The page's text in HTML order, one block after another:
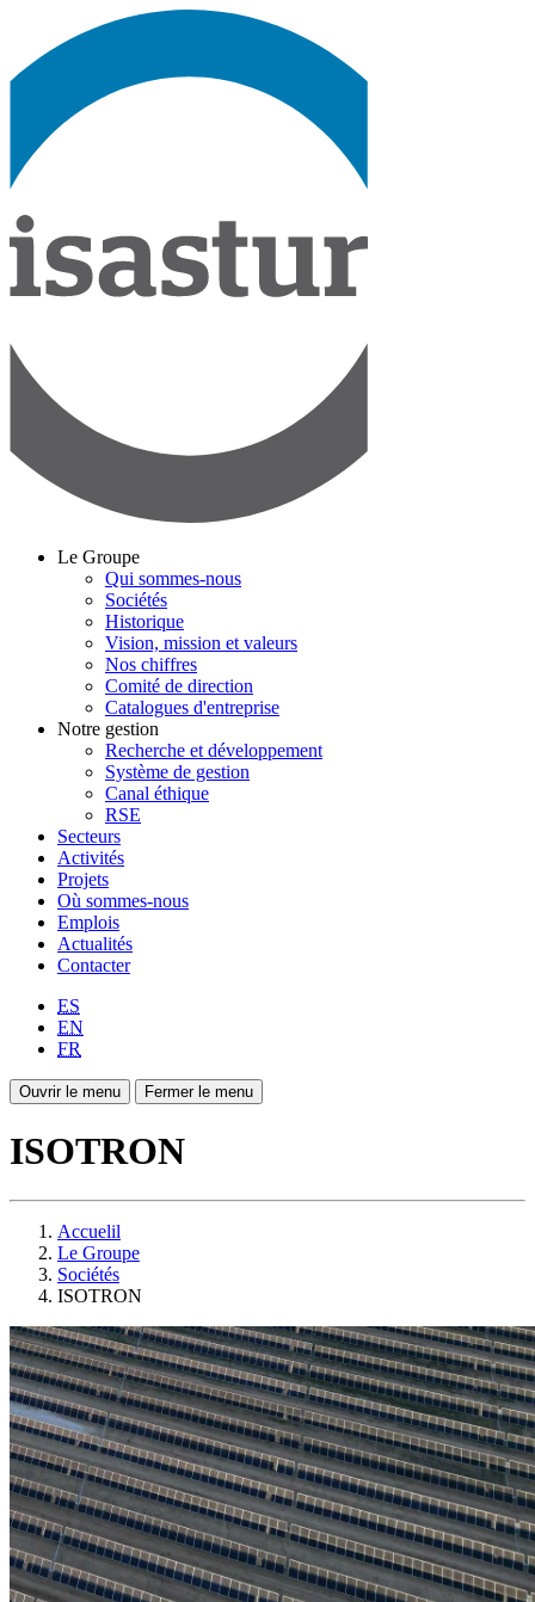
Le Groupe
Qui sommes-nous
Sociétés
Historique
Vision, mission et valeurs
Nos chiffres
Comité de direction
Catalogues d'entreprise
Notre gestion
Recherche et développement
Système de gestion
Canal éthique
RSE
Secteurs
Activités
Projets
Où sommes-nous
Emplois
Actualités
Contacter
ES
EN
FR
Ouvrir le menu Fermer le menu
ISOTRON
Accuelil
Le Groupe
Sociétés
ISOTRON